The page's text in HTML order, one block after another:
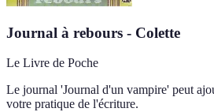
Journal à rebours - Colette
Le Livre de Poche
Le journal 'Journal d'un vampire' peut
votre pratique de l'écriture.